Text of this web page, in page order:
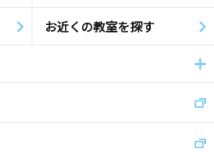
お近くの教室を探す